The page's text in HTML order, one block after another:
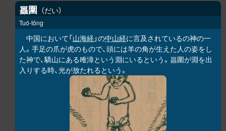
𧕛圍 だい
Tuó-tōng
中国において「山海経 」の中山経に言及されているの神の一
人。手足の爪が虎のもので、頭には羊の角が生えた人の姿をし
た神で、驕山にある雎漳という淵にいるという。 𧕛圍が淵を出
入りする時、光が放たれるという。